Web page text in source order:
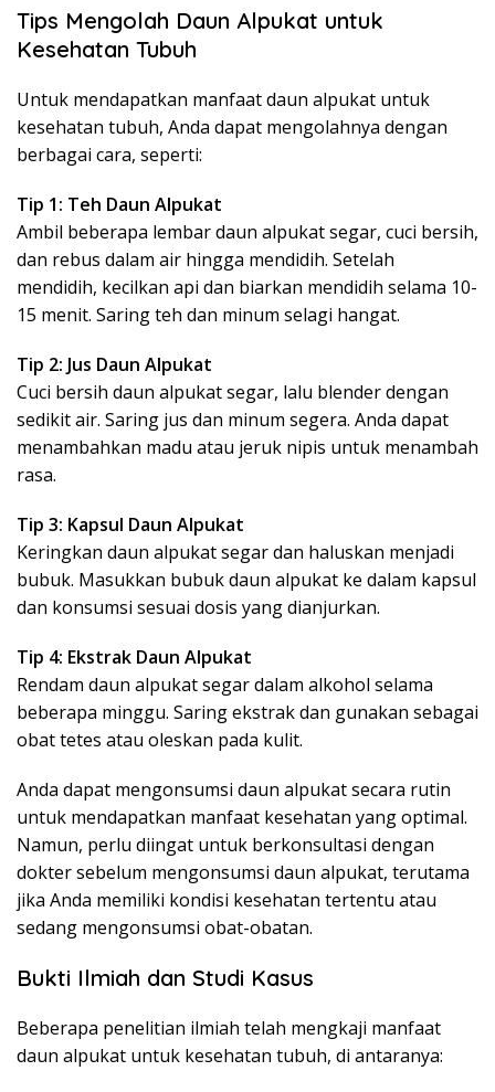
Tips Mengolah Daun Alpukat untuk
Kesehatan Tubuh
Untuk mendapatkan manfaat daun alpukat untuk
kesehatan tubuh, Anda dapat mengolahnya dengan
berbagai cara, seperti:
Tip 1: Teh Daun Alpukat
Ambil beberapa lembar daun alpukat segar, cuci bersih,
dan rebus dalam air hingga mendidih. Setelah
mendidih, kecilkan api dan biarkan mendidih selama 10-
15 menit. Saring teh dan minum selagi hangat.
Tip 2: Jus Daun Alpukat
Cuci bersih daun alpukat segar, lalu blender dengan
sedikit air. Saring jus dan minum segera. Anda dapat
menambahkan madu atau jeruk nipis untuk menambah
rasa.
Tip 3: Kapsul Daun Alpukat
Keringkan daun alpukat segar dan haluskan menjadi
bubuk. Masukkan bubuk daun alpukat ke dalam kapsul
dan konsumsi sesuai dosis yang dianjurkan.
Tip 4: Ekstrak Daun Alpukat
Rendam daun alpukat segar dalam alkohol selama
beberapa minggu. Saring ekstrak dan gunakan sebagai
obat tetes atau oleskan pada kulit.
Anda dapat mengonsumsi daun alpukat secara rutin
untuk mendapatkan manfaat kesehatan yang optimal.
Namun, perlu diingat untuk berkonsultasi dengan
dokter sebelum mengonsumsi daun alpukat, terutama
jika Anda memiliki kondisi kesehatan tertentu atau
sedang mengonsumsi obat-obatan.
Bukti Ilmiah dan Studi Kasus
Beberapa penelitian ilmiah telah mengkaji manfaat
daun alpukat untuk kesehatan tubuh, di antaranya: